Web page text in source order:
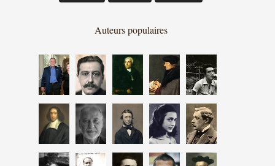
Auteurs populaires